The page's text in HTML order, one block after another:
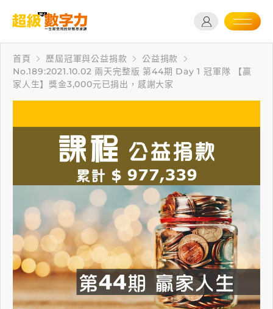
首頁 歷屆冠軍與公益捐款
公益捐款
No.189:2021.10.02 兩天完整版 第44期 Day 1 冠軍隊 【贏
家人生】獎金3,000元已捐出，感謝大家